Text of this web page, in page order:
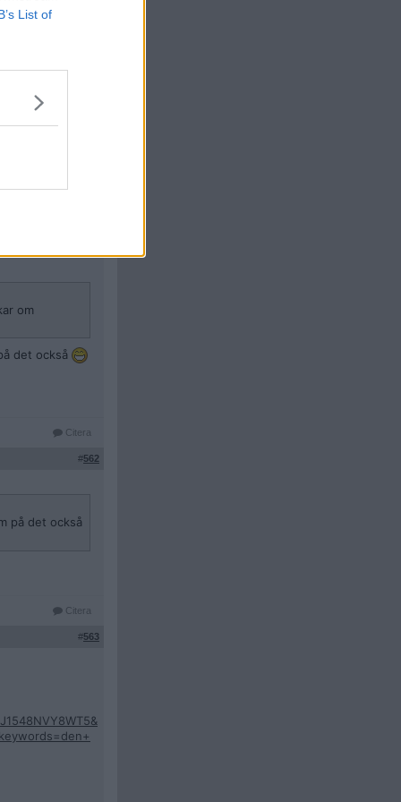
List of
fläskkött så
om
det också
Citera
#562
på det också
Citera
#563